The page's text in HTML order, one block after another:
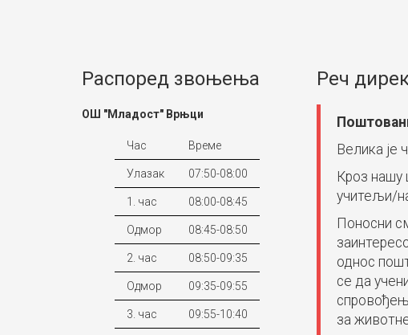
Распоред звоњења
ОШ "Младост" Врњци
Час Време
Улазак 07:50-08:00
1. час 08:00-08:45
Одмор 08:45-08:50
2. час 08:50-09:35
Одмор 09:35-09:55
3. час 09:55-10:40
Реч
Велика је
Кроз нашу
учитељи/
Поносни
однос
се да
за